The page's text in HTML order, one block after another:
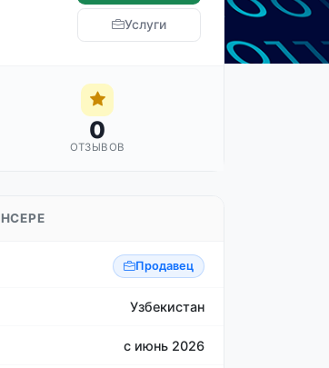
Услуги
0
ОТЗЫВОВ
Продавец
Узбекистан
с июнь 2026